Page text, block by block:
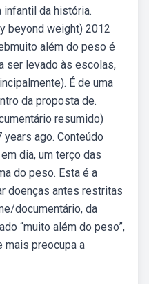
da história.
beyond weight) 2012
além do peso é
ser levado às escolas,
É de uma
da proposta de.
resumido)
ago. Conteúdo
dia, um terço das
do peso. Esta é a
doenças antes restritas
documentário, da
“muito além do peso”,
mais preocupa a